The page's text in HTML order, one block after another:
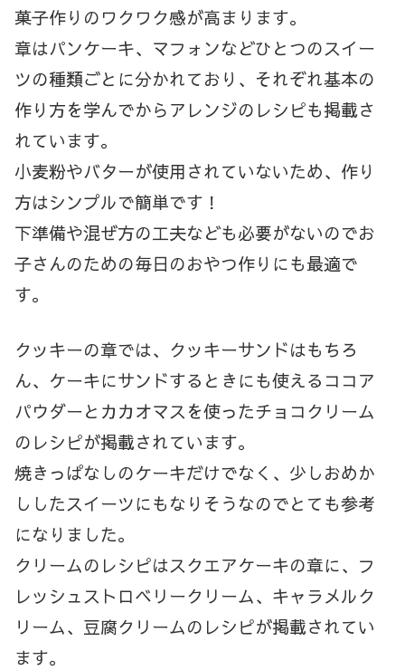
菓子作りのワクワク感が高まります。
章はパンケーキ、マフォンなどひとつのスイー
ツの種類ごとに分かれており、それぞれ基本の
作り方を学んでからアレンジのレシピも掲載さ
れています。
小麦粉やバターが使用されていないため、作り
方はシンプルで簡単です！
下準備や混ぜ方の工夫なども必要がないのでお
子さんのための毎日のおやつ作りにも最適で
す。
クッキーの章では、クッキーサンドはもちろ
ん、ケーキにサンドするときにも使えるココア
パウダーとカカオマスを使ったチョコクリーム
のレシピが掲載されています。
焼きっぱなしのケーキだけでなく、少しおめか
ししたスイーツにもなりそうなのでとても参考
になりました。
クリームのレシピはスクエアケーキの章に、フ
レッシュストロベリークリーム、キャラメルク
リーム、豆腐クリームのレシピが掲載されてい
ます。